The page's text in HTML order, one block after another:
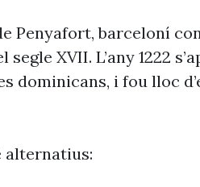
Penyafort, barceloní
XVII. L’any 1222
dominicans, i fou lloc
alternatius: